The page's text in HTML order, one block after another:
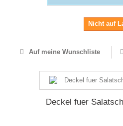
Nicht auf
Auf meine Wunschliste
Deckel fuer